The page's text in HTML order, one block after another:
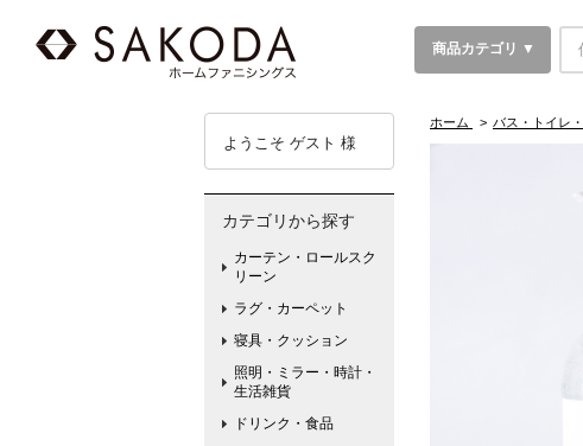
商品カテゴリ ▼
ホーム > バス・トイレ
ようこそ ゲスト 様
カテゴリから探す
カーテン・ロールスク
リーン
ラグ・カーペット
寝具・クッション
照明・ミラー・時計・
生活雑貨
ドリンク・食品